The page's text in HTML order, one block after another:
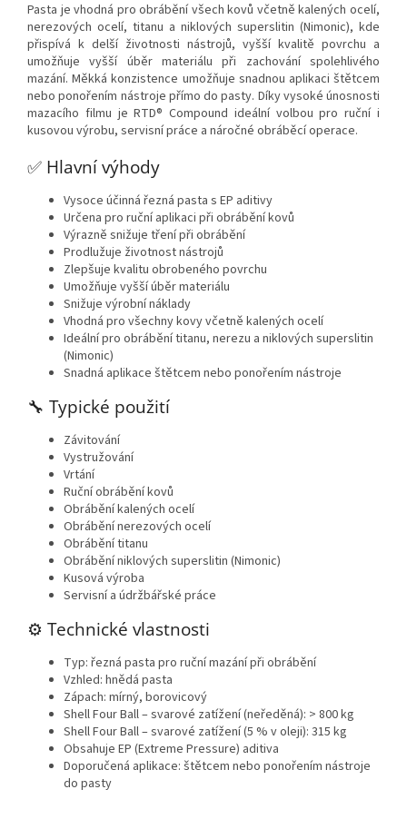
Pasta je vhodná pro obrábění všech kovů včetně kalených ocelí,
nerezových ocelí, titanu a niklových superslitin (Nimonic), kde
přispívá k delší životnosti nástrojů, vyšší kvalitě povrchu a
umožňuje vyšší úběr materiálu při zachování spolehlivého
mazání. Měkká konzistence umožňuje snadnou aplikaci štětcem
nebo ponořením nástroje přímo do pasty. Díky vysoké únosnosti
mazacího filmu je RTD® Compound ideální volbou pro ruční i
kusovou výrobu, servisní práce a náročné obráběcí operace.
✅ Hlavní výhody
Vysoce účinná řezná pasta s EP aditivy
Určena pro ruční aplikaci při obrábění kovů
Výrazně snižuje tření při obrábění
Prodlužuje životnost nástrojů
Zlepšuje kvalitu obrobeného povrchu
Umožňuje vyšší úběr materiálu
Snižuje výrobní náklady
Vhodná pro všechny kovy včetně kalených ocelí
Ideální pro obrábění titanu, nerezu a niklových superslitin
(Nimonic)
Snadná aplikace štětcem nebo ponořením nástroje
🔧 Typické použití
Závitování
Vystružování
Vrtání
Ruční obrábění kovů
Obrábění kalených ocelí
Obrábění nerezových ocelí
Obrábění titanu
Obrábění niklových superslitin (Nimonic)
Kusová výroba
Servisní a údržbářské práce
⚙️ Technické vlastnosti
Typ: řezná pasta pro ruční mazání při obrábění
Vzhled: hnědá pasta
Zápach: mírný, borovicový
Shell Four Ball – svarové zatížení (neředěná): > 800 kg
Shell Four Ball – svarové zatížení (5 % v oleji): 315 kg
Obsahuje EP (Extreme Pressure) aditiva
Doporučená aplikace: štětcem nebo ponořením nástroje
do pasty